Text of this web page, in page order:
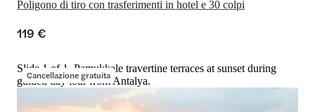
Poligono di tiro con trasferimenti in hotel e 30 colpi
119 €
Cancellazione gratuita
Slide 1 of 1, Pamukkale travertine terraces at sunset during
guided day tour from Antalya.